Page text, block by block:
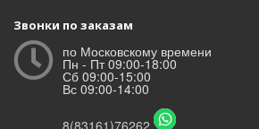
Звонки по заказам
по Московскому времени
Пн - Пт 09:00-18:00
Сб 09:00-15:00
Вс 09:00-14:00
8(83161)76262